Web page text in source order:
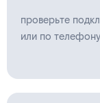
проверьте
или по телефону